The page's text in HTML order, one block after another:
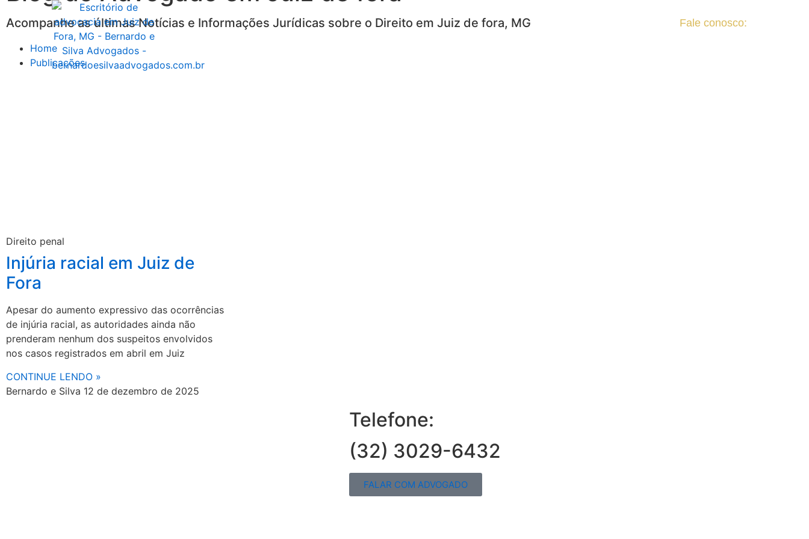
Fale conosco:
Acompanhe as últimas Notícias e Informações Jurídicas sobre o Direito em Juiz de fora, MG
Home
Publicações
Direito penal
Injúria racial em Juiz de
Fora
Apesar do aumento expressivo das ocorrências
de injúria racial, as autoridades ainda não
prenderam nenhum dos suspeitos envolvidos
nos casos registrados em abril em Juiz
CONTINUE LENDO »
Bernardo e Silva 12 de dezembro de 2025
Telefone:
(32) 3029-6432
FALAR COM ADVOGADO